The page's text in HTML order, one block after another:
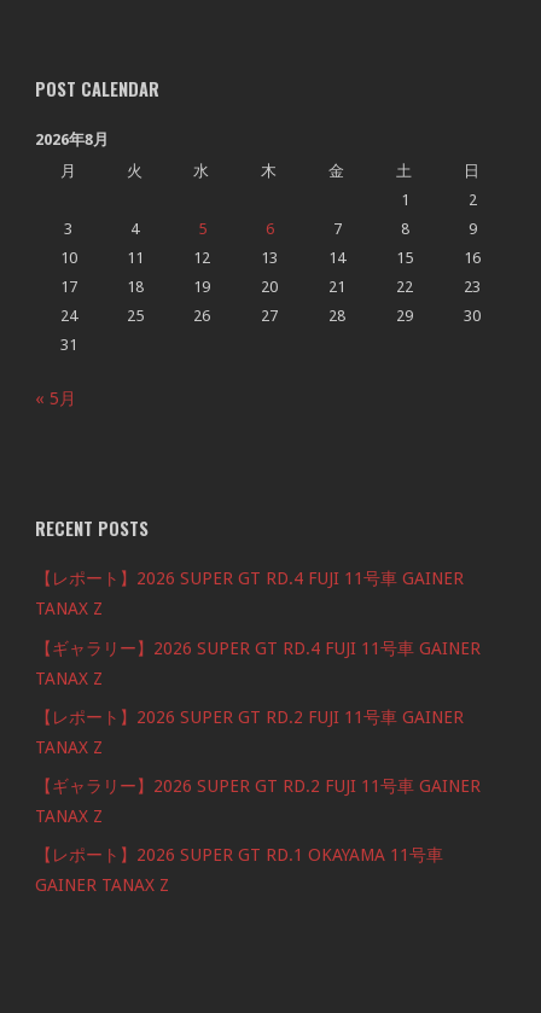
POST CALENDAR
2026年8月
月
火 水 木 金 土
日
1
2
3
4 5 6 7 8
9
10
11 12 13 14 15
16
17
18 19 20 21 22
23
24
25 26 27 28 29
30
31
« 5月
RECENT POSTS
【レポート】2026 SUPER GT RD.4 FUJI 11号車 GAINER
TANAX Z
【ギャラリー】2026 SUPER GT RD.4 FUJI 11号車 GAINER
TANAX Z
【レポート】2026 SUPER GT RD.2 FUJI 11号車 GAINER
TANAX Z
【ギャラリー】2026 SUPER GT RD.2 FUJI 11号車 GAINER
TANAX Z
【レポート】2026 SUPER GT RD.1 OKAYAMA 11号車
GAINER TANAX Z